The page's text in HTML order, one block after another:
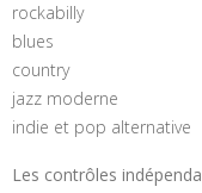
rockabilly
blues
country
jazz moderne
indie et pop alternative
Les contrôles